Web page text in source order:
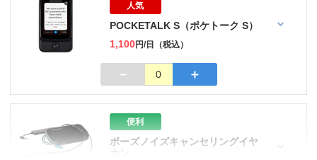
人気
POCKETALK S（ポケトーク S）
1,100円/日（税込）
－ 0 ＋
便利
ボーズノイズキャンセリングイヤ
ホン